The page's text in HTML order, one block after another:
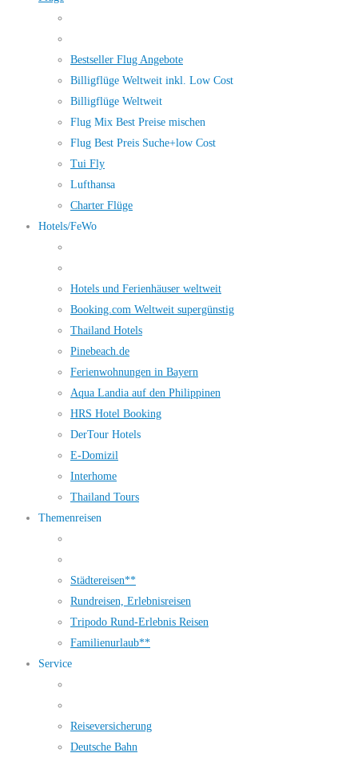
Bestseller Flug Angebote
Billigflüge Weltweit inkl. Low Cost
Billigflüge Weltweit
Flug Mix Best Preise mischen
Flug Best Preis Suche+low Cost
Tui Fly
Lufthansa
Charter Flüge
Hotels/FeWo
Hotels und Ferienhäuser weltweit
Booking.com Weltweit supergünstig
Thailand Hotels
Pinebeach.de
Ferienwohnungen in Bayern
Aqua Landia auf den Philippinen
HRS Hotel Booking
DerTour Hotels
E-Domizil
Interhome
Thailand Tours
Themenreisen
Städtereisen**
Rundreisen, Erlebnisreisen
Tripodo Rund-Erlebnis Reisen
Familienurlaub**
Service
Reiseversicherung
Deutsche Bahn